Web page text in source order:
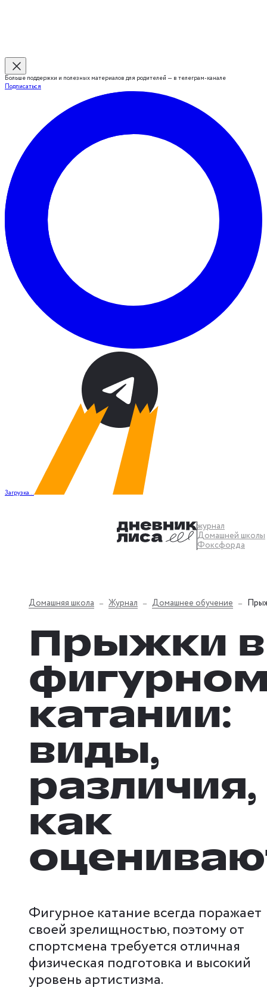
Больше поддержки и полезных материалов для родителей — в телеграм-канале
Подписаться
Загрузка...
журнал
Домашней школы
Фоксфорда
Домашняя школа Журнал Домашнее обучение
Прыжки в
катании:
виды,
различия,
как
Фигурное катание всегда поражает
своей зрелищностью, поэтому от
спортсмена требуется отличная
физическая подготовка и высокий
уровень артистизма.